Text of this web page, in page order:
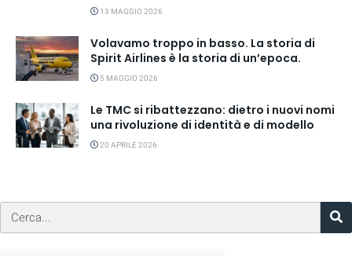
13 MAGGIO 2026
Volavamo troppo in basso. La storia di
Spirit Airlines è la storia di un’epoca.
5 MAGGIO 2026
Le TMC si ribattezzano: dietro i nuovi nomi
una rivoluzione di identità e di modello
20 APRILE 2026